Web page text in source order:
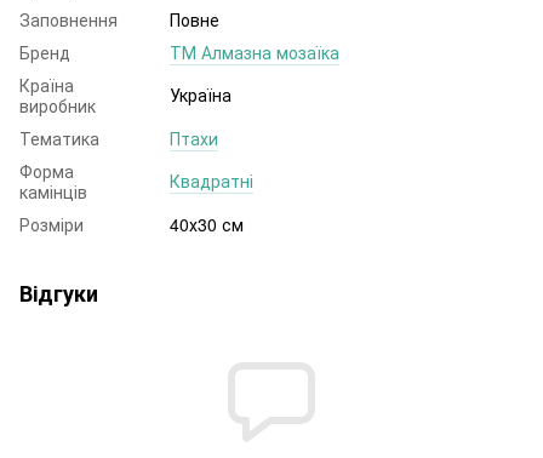
Заповнення
Повне
Бренд
ТМ Алмазна мозаїка
Країна
виробник
Україна
Тематика
Птахи
Форма
камінців
Квадратні
Розміри
40х30 см
Відгуки